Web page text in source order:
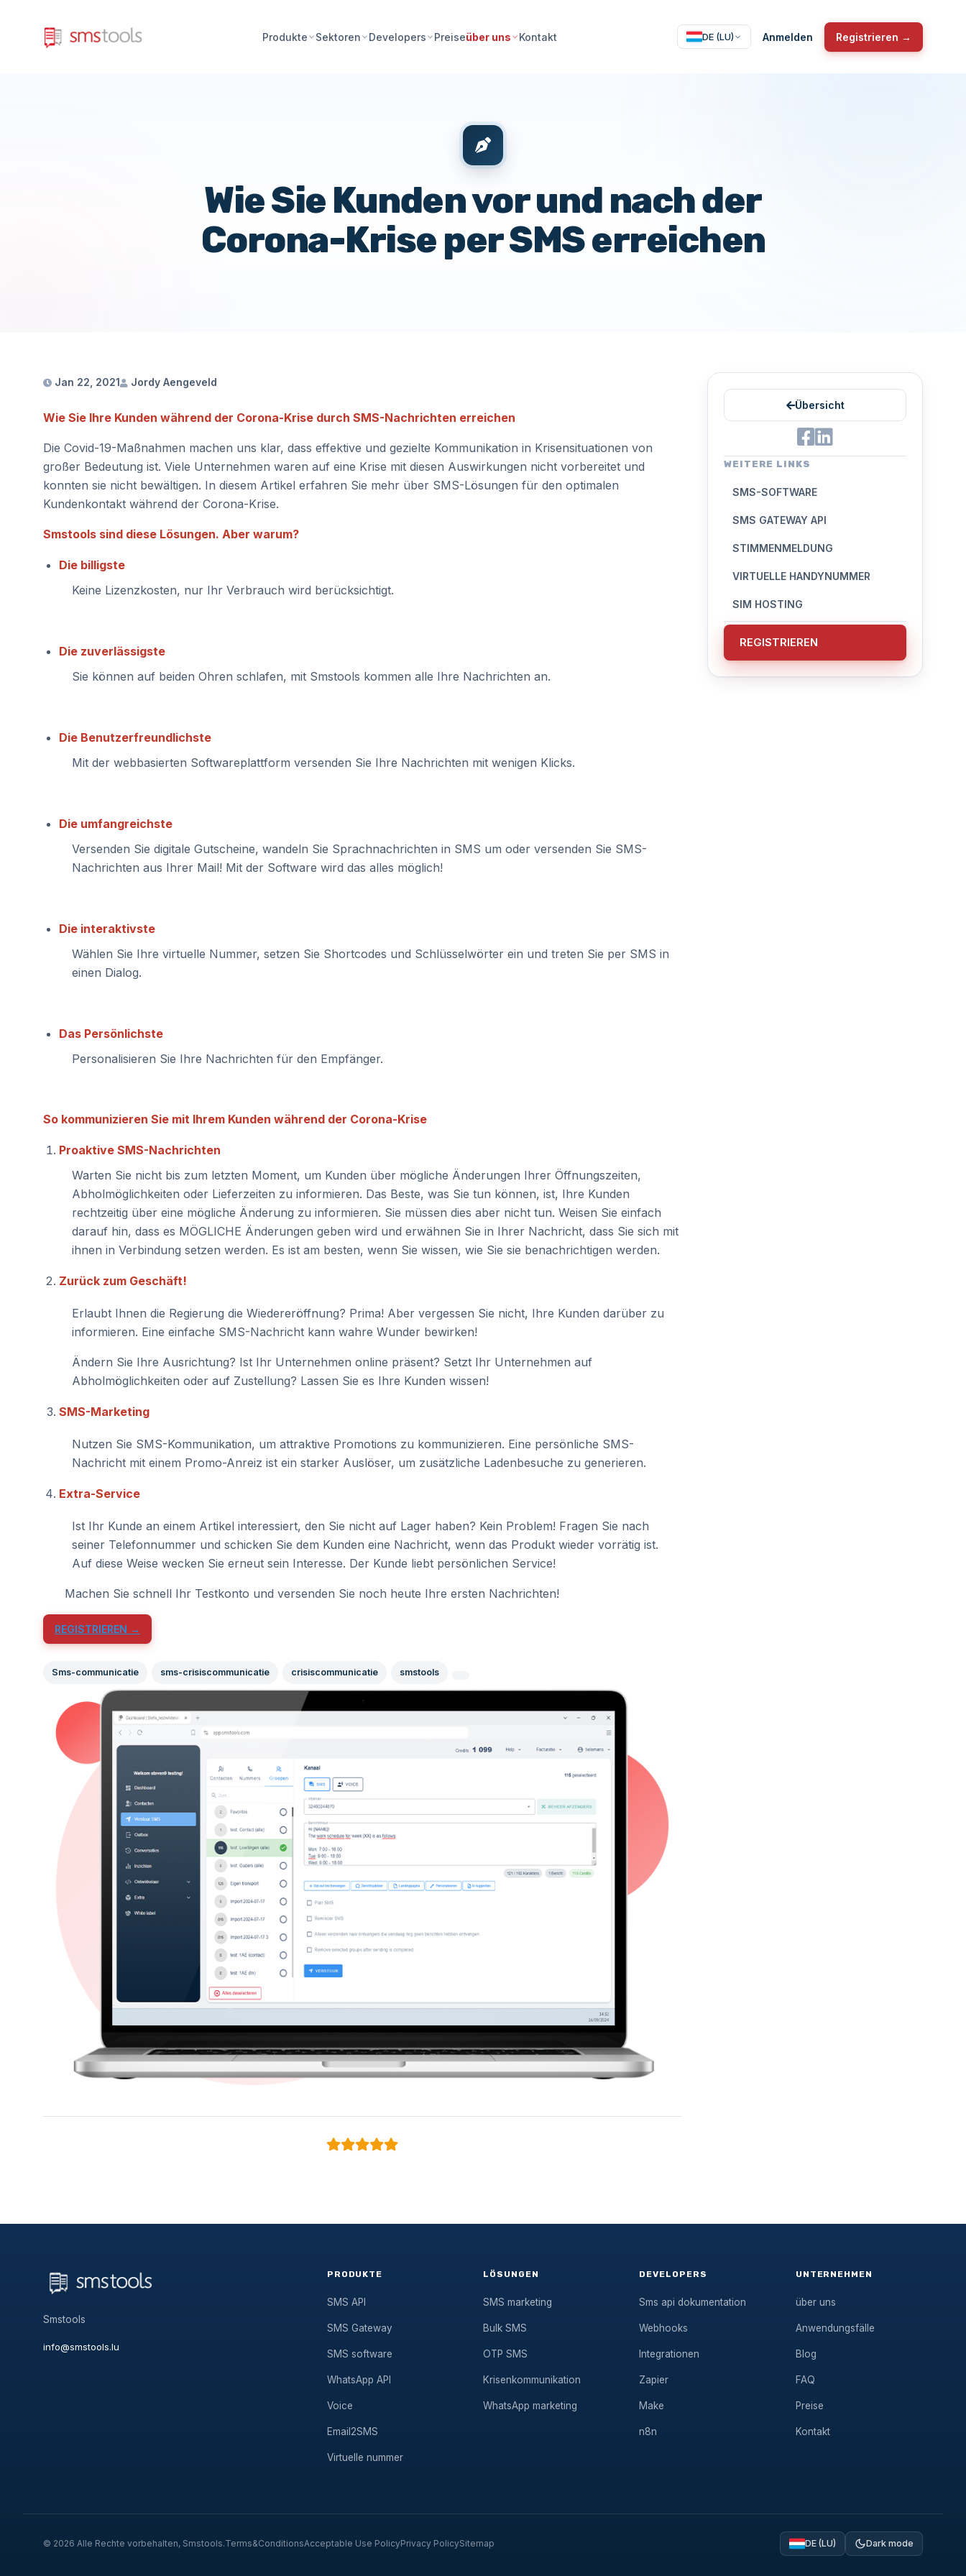
Produkte Sektoren Developers Preiseüber uns Kontakt DE (LU) Anmelden Registrieren →
Wie Sie Kunden vor und nach der
Corona-Krise per SMS erreichen
Jan 22, 2021 Jordy Aengeveld
Wie Sie Ihre Kunden während der Corona-Krise durch SMS-Nachrichten erreichen
Die Covid-19-Maßnahmen machen uns klar, dass effektive und gezielte Kommunikation in Krisensituationen von
großer Bedeutung ist. Viele Unternehmen waren auf eine Krise mit diesen Auswirkungen nicht vorbereitet und
konnten sie nicht bewältigen. In diesem Artikel erfahren Sie mehr über SMS-Lösungen für den optimalen
Kundenkontakt während der Corona-Krise.
Smstools sind diese Lösungen. Aber warum?
Die billigste
Keine Lizenzkosten, nur Ihr Verbrauch wird berücksichtigt.
Die zuverlässigste
Sie können auf beiden Ohren schlafen, mit Smstools kommen alle Ihre Nachrichten an.
Die Benutzerfreundlichste
Mit der webbasierten Softwareplattform versenden Sie Ihre Nachrichten mit wenigen Klicks.
Die umfangreichste
Versenden Sie digitale Gutscheine, wandeln Sie Sprachnachrichten in SMS um oder versenden Sie SMS-
Nachrichten aus Ihrer Mail! Mit der Software wird das alles möglich!
Die interaktivste
Wählen Sie Ihre virtuelle Nummer, setzen Sie Shortcodes und Schlüsselwörter ein und treten Sie per SMS in
einen Dialog.
Das Persönlichste
Personalisieren Sie Ihre Nachrichten für den Empfänger.
So kommunizieren Sie mit Ihrem Kunden während der Corona-Krise
Proaktive SMS-Nachrichten
Warten Sie nicht bis zum letzten Moment, um Kunden über mögliche Änderungen Ihrer Öffnungszeiten,
Abholmöglichkeiten oder Lieferzeiten zu informieren. Das Beste, was Sie tun können, ist, Ihre Kunden
rechtzeitig über eine mögliche Änderung zu informieren. Sie müssen dies aber nicht tun. Weisen Sie einfach
darauf hin, dass es MÖGLICHE Änderungen geben wird und erwähnen Sie in Ihrer Nachricht, dass Sie sich mit
ihnen in Verbindung setzen werden. Es ist am besten, wenn Sie wissen, wie Sie sie benachrichtigen werden.
Zurück zum Geschäft!
Erlaubt Ihnen die Regierung die Wiedereröffnung? Prima! Aber vergessen Sie nicht, Ihre Kunden darüber zu
informieren. Eine einfache SMS-Nachricht kann wahre Wunder bewirken!
Ändern Sie Ihre Ausrichtung? Ist Ihr Unternehmen online präsent? Setzt Ihr Unternehmen auf
Abholmöglichkeiten oder auf Zustellung? Lassen Sie es Ihre Kunden wissen!
SMS-Marketing
Nutzen Sie SMS-Kommunikation, um attraktive Promotions zu kommunizieren. Eine persönliche SMS-
Nachricht mit einem Promo-Anreiz ist ein starker Auslöser, um zusätzliche Ladenbesuche zu generieren.
Extra-Service
Ist Ihr Kunde an einem Artikel interessiert, den Sie nicht auf Lager haben? Kein Problem! Fragen Sie nach
seiner Telefonnummer und schicken Sie dem Kunden eine Nachricht, wenn das Produkt wieder vorrätig ist.
Auf diese Weise wecken Sie erneut sein Interesse. Der Kunde liebt persönlichen Service!
Machen Sie schnell Ihr Testkonto und versenden Sie noch heute Ihre ersten Nachrichten!
REGISTRIEREN →
Sms-communicatie sms-crisiscommunicatie crisiscommunicatie smstools
Übersicht
WEITERE LINKS
SMS-SOFTWARE
SMS GATEWAY API
STIMMENMELDUNG
VIRTUELLE HANDYNUMMER
SIM HOSTING
REGISTRIEREN
Smstools
info@smstools.lu
PRODUKTE
SMS API
SMS Gateway
SMS software
WhatsApp API
Voice
Email2SMS
Virtuelle nummer
LÖSUNGEN
SMS marketing
Bulk SMS
OTP SMS
Krisenkommunikation
WhatsApp marketing
DEVELOPERS
Sms api dokumentation
Webhooks
Integrationen
Zapier
Make
n8n
UNTERNEHMEN
über uns
Anwendungsfälle
Blog
FAQ
Preise
Kontakt
© 2026 Alle Rechte vorbehalten, Smstools.Terms&ConditionsAcceptable Use PolicyPrivacy PolicySitemap DE (LU) Dark mode